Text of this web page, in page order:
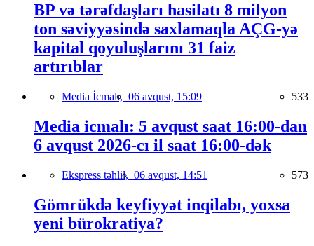
BP və tərəfdaşları hasilatı 8 milyon
ton səviyyəsində saxlamaqla AÇG-yə
kapital qoyuluşlarını 31 faiz
artırıblar
Media İcmalı, 06 avqust, 15:09 533
Media icmalı: 5 avqust saat 16:00-dan
6 avqust 2026-cı il saat 16:00-dək
Ekspress təhlil, 06 avqust, 14:51 573
Gömrükdə keyfiyyət inqilabı, yoxsa
yeni bürokratiya?